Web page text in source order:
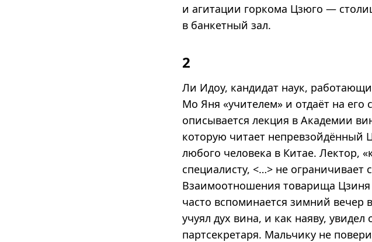
и агитации горкома Цзюго —
в банкетный зал.
2
Ли Идоу, кандидат наук,
Мо Яня «учителем» и отдаёт на его
описывается лекция в Академии
которую читает непревзойдённый
любого человека в Китае. Лектор,
специалисту, <…> не ограничивает
Взаимоотношения товарища Цзиня
часто вспоминается зимний вечер
учуял дух вина, и как наяву,
партсекретаря. Мальчику не